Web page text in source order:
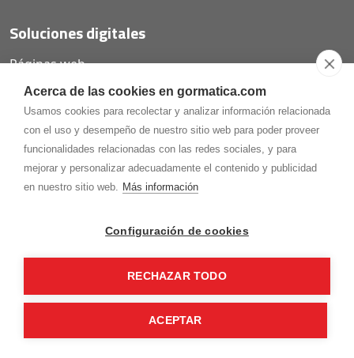
Acerca de las cookies en gormatica.com
Usamos cookies para recolectar y analizar información relacionada
con el uso y desempeño de nuestro sitio web para poder proveer
funcionalidades relacionadas con las redes sociales, y para
mejorar y personalizar adecuadamente el contenido y publicidad
en nuestro sitio web. Más información
Configuración de cookies
RECHAZAR TODO
ACEPTAR
Soluciones digitales
Páginas web
Tiendas online
975.368.262
¡Síguenos en nuestras redes!